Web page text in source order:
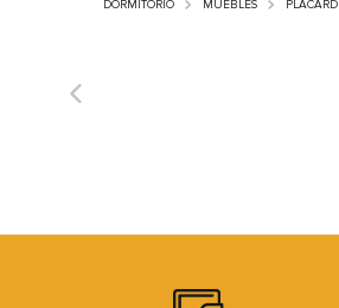
DORMITORIO MUEBLES PLACARD